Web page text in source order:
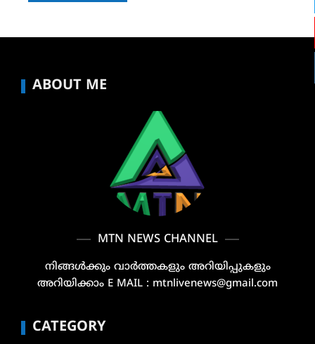
ABOUT ME
MTN NEWS CHANNEL
നിങ്ങൾക്കും വാർത്തകളും അറിയിപ്പുകളും
അറിയിക്കാം E MAIL : mtnlivenews@gmail.com
CATEGORY